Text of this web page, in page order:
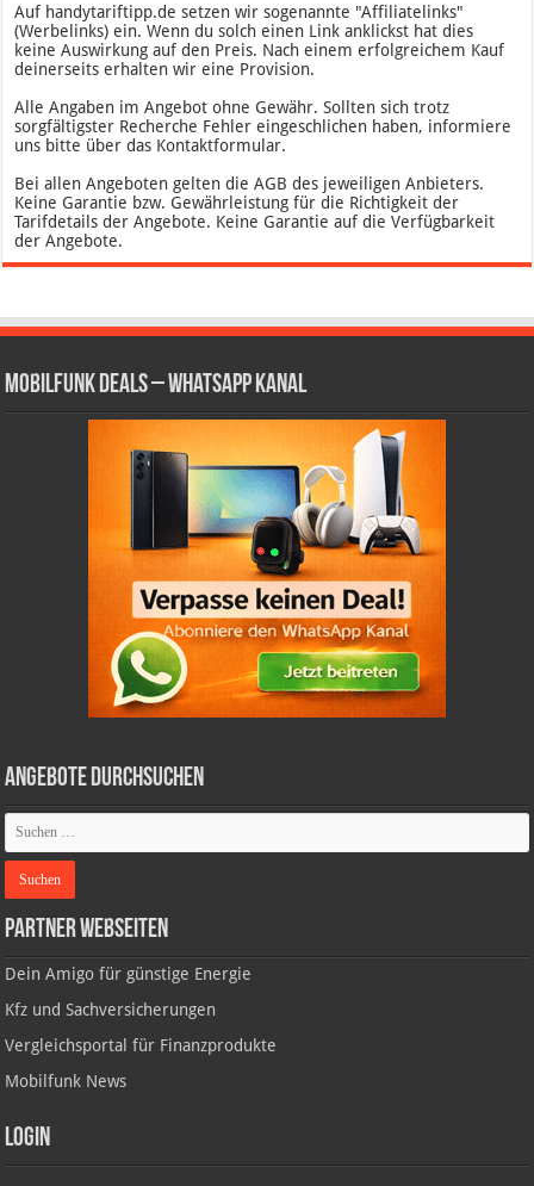
Auf handytariftipp.de setzen wir sogenannte "Affiliatelinks"
(Werbelinks) ein. Wenn du solch einen Link anklickst hat dies
keine Auswirkung auf den Preis. Nach einem erfolgreichem Kauf
deinerseits erhalten wir eine Provision.
Alle Angaben im Angebot ohne Gewähr. Sollten sich trotz
sorgfältigster Recherche Fehler eingeschlichen haben, informiere
uns bitte über das Kontaktformular.
Bei allen Angeboten gelten die AGB des jeweiligen Anbieters.
Keine Garantie bzw. Gewährleistung für die Richtigkeit der
Tarifdetails der Angebote. Keine Garantie auf die Verfügbarkeit
der Angebote.
Mobilfunk Deals – WhatsApp Kanal
Angebote durchsuchen
Partner Webseiten
Dein Amigo für günstige Energie
Kfz und Sachversicherungen
Vergleichsportal für Finanzprodukte
Mobilfunk News
Login